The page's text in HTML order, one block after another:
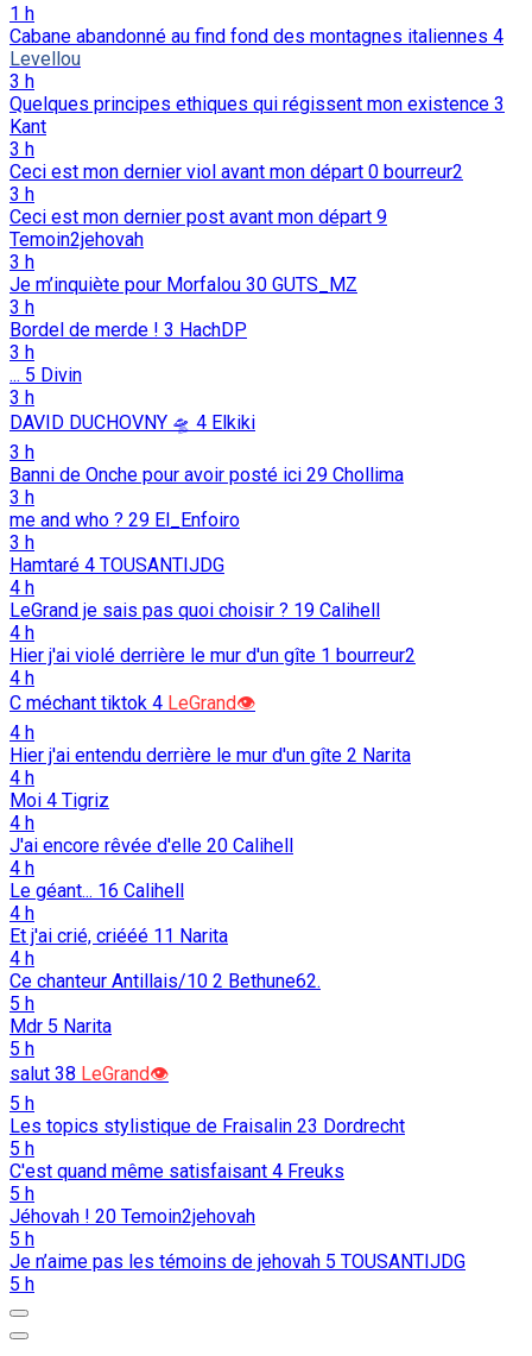
1 h
Cabane abandonné au find fond des montagnes italiennes 4
Levellou
3 h
Quelques principes ethiques qui régissent mon existence 3
Kant
3 h
Ceci est mon dernier viol avant mon départ 0 bourreur2
3 h
Ceci est mon dernier post avant mon départ 9
Temoin2jehovah
3 h
Je m’inquiète pour Morfalou 30 GUTS_MZ
3 h
Bordel de merde ! 3 HachDP
3 h
... 5 Divin
3 h
DAVID DUCHOVNY 🛸 4 Elkiki
3 h
Banni de Onche pour avoir posté ici 29 Chollima
3 h
me and who ? 29 El_Enfoiro
3 h
Hamtaré 4 TOUSANTIJDG
4 h
LeGrand je sais pas quoi choisir ? 19 Calihell
4 h
Hier j'ai violé derrière le mur d'un gîte 1 bourreur2
4 h
C méchant tiktok 4 LeGrand👁️
4 h
Hier j'ai entendu derrière le mur d'un gîte 2 Narita
4 h
Moi 4 Tigriz
4 h
J'ai encore rêvée d'elle 20 Calihell
4 h
Le géant... 16 Calihell
4 h
Et j'ai crié, criééé 11 Narita
4 h
Ce chanteur Antillais/10 2 Bethune62.
5 h
Mdr 5 Narita
5 h
salut 38 LeGrand👁️
5 h
Les topics stylistique de Fraisalin 23 Dordrecht
5 h
C'est quand même satisfaisant 4 Freuks
5 h
Jéhovah ! 20 Temoin2jehovah
5 h
Je n’aime pas les témoins de jehovah 5 TOUSANTIJDG
5 h